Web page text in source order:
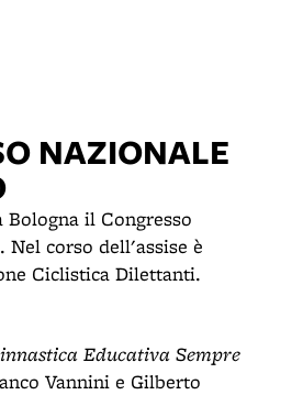
NAZIONALE
il Congresso
Nel corso dell'assise è
Ciclistica Dilettanti.
Educativa Sempre
Vannini e Gilberto